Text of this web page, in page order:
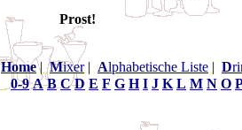
Prost!
Home|Mixer| Alphabetische Liste | D
0-9 A B C D E F G H I J K L M N O